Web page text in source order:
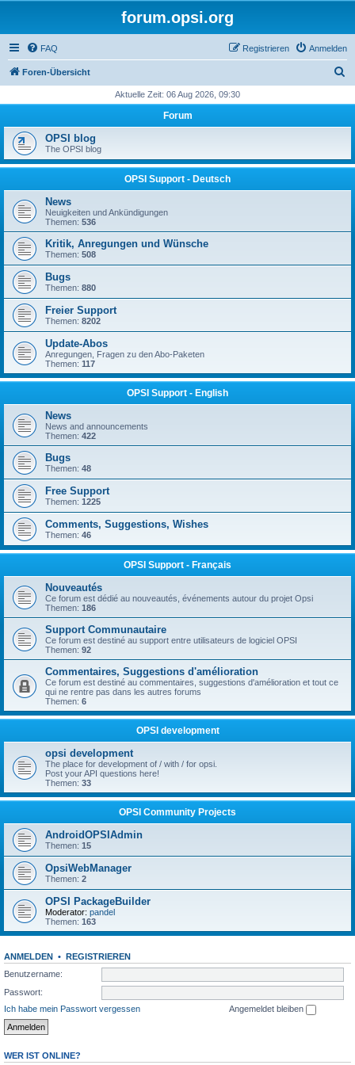
forum.opsi.org
FAQ Anmelden
Registrieren
Foren-Übersicht
h
Aktuelle Zeit: 06 Aug 2026, 09:30
Forum
OPSI blog
The OPSI blog
OPSI Support - Deutsch
News
Neuigkeiten und Ankündigungen
Themen: 536
Kritik, Anregungen und Wünsche
Themen: 508
Bugs
Themen: 880
Freier Support
Themen: 8202
Update-Abos
Anregungen, Fragen zu den Abo-Paketen
Themen: 117
OPSI Support - English
News
News and announcements
Themen: 422
Bugs
Themen: 48
Free Support
Themen: 1225
Comments, Suggestions, Wishes
Themen: 46
OPSI Support - Français
Nouveautés
Ce forum est dédié au nouveautés, événements autour du projet Opsi
Themen: 186
Support Communautaire
Ce forum est destiné au support entre utilisateurs de logiciel OPSI
Themen: 92
Commentaires, Suggestions d'amélioration
Ce forum est destiné au commentaires, suggestions d'amélioration et tout ce
qui ne rentre pas dans les autres forums
Themen: 6
OPSI development
opsi development
The place for development of / with / for opsi.
Post your API questions here!
Themen: 33
OPSI Community Projects
AndroidOPSIAdmin
Themen: 15
OpsiWebManager
Themen: 2
OPSI PackageBuilder
Moderator: pandel
Themen: 163
ANMELDEN • REGISTRIEREN
Benutzername:
Passwort:
Ich habe mein Passwort vergessen
Angemeldet bleiben
WER IST ONLINE?